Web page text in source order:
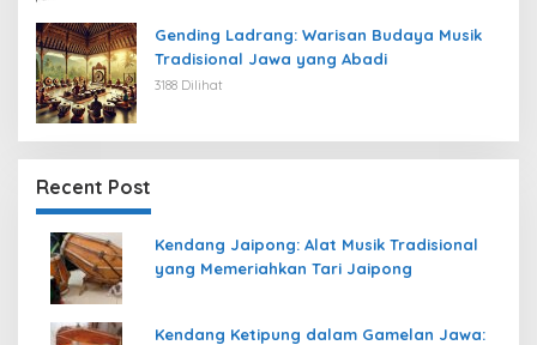
Gending Ladrang: Warisan Budaya Musik
Tradisional Jawa yang Abadi
3188 Dilihat
Recent Post
Kendang Jaipong: Alat Musik Tradisional
yang Memeriahkan Tari Jaipong
Kendang Ketipung dalam Gamelan Jawa: